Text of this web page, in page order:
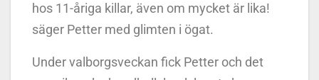
hos 11-åriga killar, även om mycket är lika!
säger Petter med glimten i ögat.
Under valborgsveckan fick Petter och det